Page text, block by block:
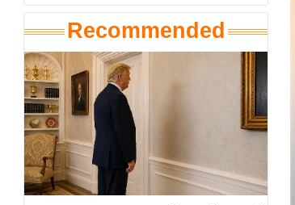
घरेलू नुस्खे
पर्यटन स्थल
फिटनेस मंत्रा
रिलेशनशिप
राजनीति
विश्लेषण
समसामयिक
मातृभूमि
Recommended